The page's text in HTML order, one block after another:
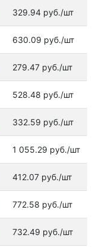
329.94 руб./шт
630.09 руб./шт
279.47 руб./шт
528.48 руб./шт
332.59 руб./шт
1 055.29 руб./шт
412.07 руб./шт
772.58 руб./шт
732.49 руб./шт